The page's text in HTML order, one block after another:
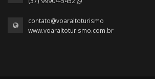
contato@voaraltoturismo
www.voaraltoturismo.com.br